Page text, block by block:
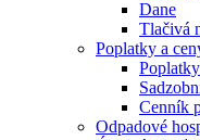
Dane
Tlačivá
Poplatky a
Cenník
Odpadové